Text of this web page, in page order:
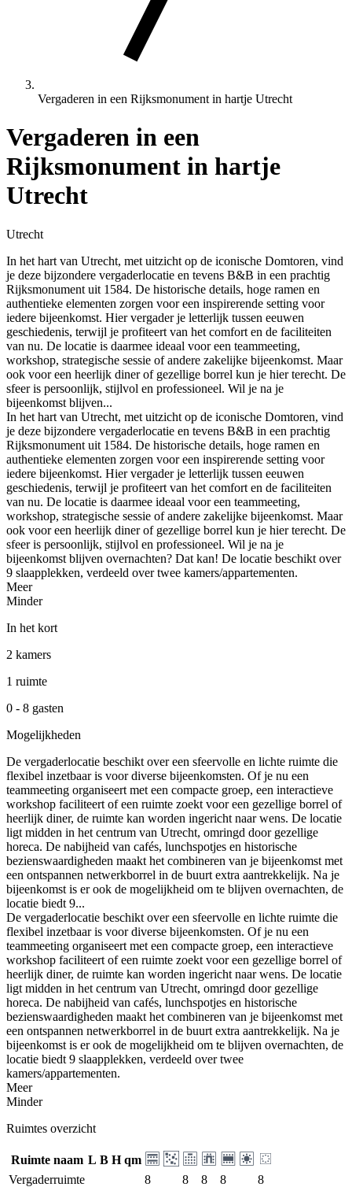
Vergaderen in een Rijksmonument in hartje Utrecht
Vergaderen in een
Rijksmonument in hartje
Utrecht
Utrecht
In het hart van Utrecht, met uitzicht op de iconische Domtoren, vind
je deze bijzondere vergaderlocatie en tevens B&B in een prachtig
Rijksmonument uit 1584. De historische details, hoge ramen en
authentieke elementen zorgen voor een inspirerende setting voor
iedere bijeenkomst. Hier vergader je letterlijk tussen eeuwen
geschiedenis, terwijl je profiteert van het comfort en de faciliteiten
van nu. De locatie is daarmee ideaal voor een teammeeting,
workshop, strategische sessie of andere zakelijke bijeenkomst. Maar
ook voor een heerlijk diner of gezellige borrel kun je hier terecht. De
sfeer is persoonlijk, stijlvol en professioneel. Wil je na je
bijeenkomst blijven...
In het hart van Utrecht, met uitzicht op de iconische Domtoren, vind
je deze bijzondere vergaderlocatie en tevens B&B in een prachtig
Rijksmonument uit 1584. De historische details, hoge ramen en
authentieke elementen zorgen voor een inspirerende setting voor
iedere bijeenkomst. Hier vergader je letterlijk tussen eeuwen
geschiedenis, terwijl je profiteert van het comfort en de faciliteiten
van nu. De locatie is daarmee ideaal voor een teammeeting,
workshop, strategische sessie of andere zakelijke bijeenkomst. Maar
ook voor een heerlijk diner of gezellige borrel kun je hier terecht. De
sfeer is persoonlijk, stijlvol en professioneel. Wil je na je
bijeenkomst blijven overnachten? Dat kan! De locatie beschikt over
9 slaapplekken, verdeeld over twee kamers/appartementen.
Meer
Minder
In het kort
2 kamers
1 ruimte
0 - 8 gasten
Mogelijkheden
De vergaderlocatie beschikt over een sfeervolle en lichte ruimte die
flexibel inzetbaar is voor diverse bijeenkomsten. Of je nu een
teammeeting organiseert met een compacte groep, een interactieve
workshop faciliteert of een ruimte zoekt voor een gezellige borrel of
heerlijk diner, de ruimte kan worden ingericht naar wens. De locatie
ligt midden in het centrum van Utrecht, omringd door gezellige
horeca. De nabijheid van cafés, lunchspotjes en historische
bezienswaardigheden maakt het combineren van je bijeenkomst met
een ontspannen netwerkborrel in de buurt extra aantrekkelijk. Na je
bijeenkomst is er ook de mogelijkheid om te blijven overnachten, de
locatie biedt 9...
De vergaderlocatie beschikt over een sfeervolle en lichte ruimte die
flexibel inzetbaar is voor diverse bijeenkomsten. Of je nu een
teammeeting organiseert met een compacte groep, een interactieve
workshop faciliteert of een ruimte zoekt voor een gezellige borrel of
heerlijk diner, de ruimte kan worden ingericht naar wens. De locatie
ligt midden in het centrum van Utrecht, omringd door gezellige
horeca. De nabijheid van cafés, lunchspotjes en historische
bezienswaardigheden maakt het combineren van je bijeenkomst met
een ontspannen netwerkborrel in de buurt extra aantrekkelijk. Na je
bijeenkomst is er ook de mogelijkheid om te blijven overnachten, de
locatie biedt 9 slaapplekken, verdeeld over twee
kamers/appartementen.
Meer
Minder
Ruimtes overzicht
Ruimte naam L B H qm
Vergaderruimte
8 8 8 8 8